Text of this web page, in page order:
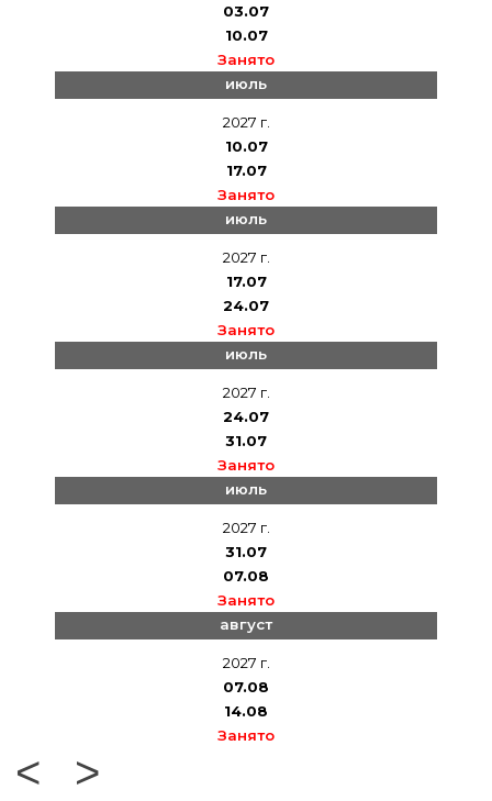
03.07
10.07
Занято
июль
2027 г.
10.07
17.07
Занято
июль
2027 г.
17.07
24.07
Занято
июль
2027 г.
24.07
31.07
Занято
июль
2027 г.
31.07
07.08
Занято
август
2027 г.
07.08
14.08
Занято
< >